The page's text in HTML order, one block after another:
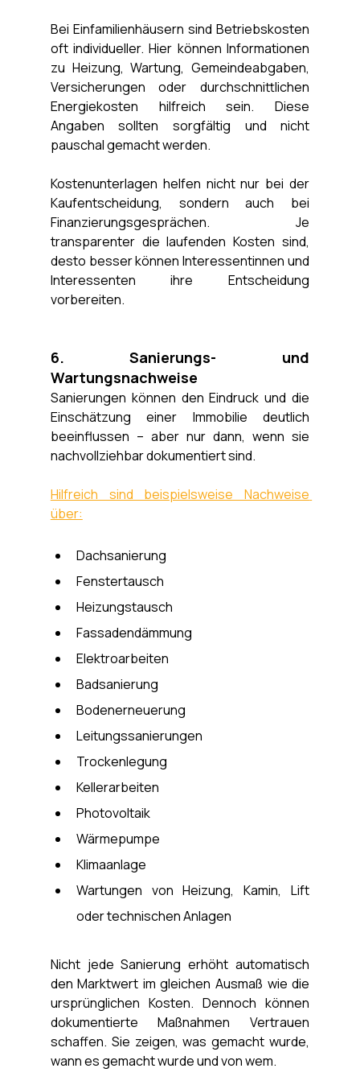
Bei Einfamilienhäusern sind Betriebskosten
oft individueller. Hier können Informationen
zu Heizung, Wartung, Gemeindeabgaben,
Versicherungen oder durchschnittlichen
Energiekosten hilfreich sein. Diese
Angaben sollten sorgfältig und nicht
pauschal gemacht werden.
Kostenunterlagen helfen nicht nur bei der
Kaufentscheidung, sondern auch bei
Finanzierungsgesprächen. Je
transparenter die laufenden Kosten sind,
desto besser können Interessentinnen und
Interessenten ihre Entscheidung
vorbereiten.
6. Sanierungs- und
Wartungsnachweise
Sanierungen können den Eindruck und die
Einschätzung einer Immobilie deutlich
beeinflussen – aber nur dann, wenn sie
nachvollziehbar dokumentiert sind.
Hilfreich sind beispielsweise Nachweise
über:
Dachsanierung
Fenstertausch
Heizungstausch
Fassadendämmung
Elektroarbeiten
Badsanierung
Bodenerneuerung
Leitungssanierungen
Trockenlegung
Kellerarbeiten
Photovoltaik
Wärmepumpe
Klimaanlage
Wartungen von Heizung, Kamin, Lift
oder technischen Anlagen
Nicht jede Sanierung erhöht automatisch
den Marktwert im gleichen Ausmaß wie die
ursprünglichen Kosten. Dennoch können
dokumentierte Maßnahmen Vertrauen
schaffen. Sie zeigen, was gemacht wurde,
wann es gemacht wurde und von wem.